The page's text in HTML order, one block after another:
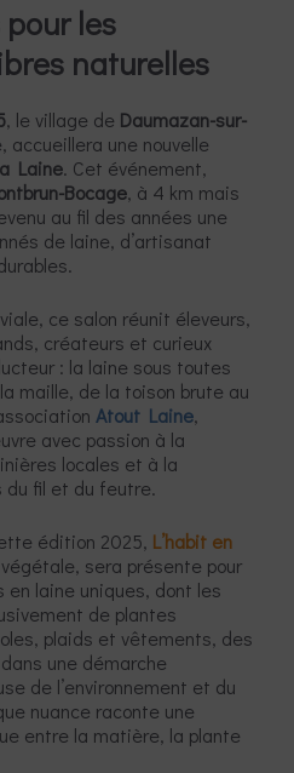
pour les
naturelles
, le village de Daumazan-sur-
accueillera une nouvelle
Laine. Cet événement,
Bocage, à 4 km mais
au fil des années une
de laine, d’artisanat
ce salon réunit éleveurs,
créateurs et curieux
: la laine sous toutes
maille, de la toison brute au
Atout Laine,
avec passion à la
locales et à la
fil et du feutre.
édition 2025, L’habit en
sera présente pour
laine uniques, dont les
de plantes
plaids et vêtements, des
une démarche
de l’environnement et du
nuance raconte une
entre la matière, la plante